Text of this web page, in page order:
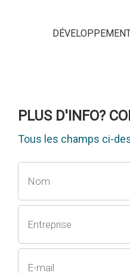
PLUS D'INFO?
Tous les champs ci-